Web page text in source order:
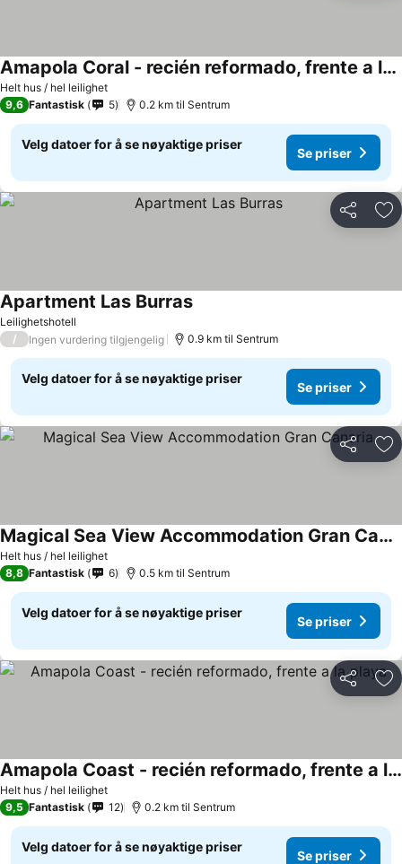
Helt hus / hel leilighet
Amapola Coral - recién reformado, frente a la playa
9,6 Fantastisk 5 0.2 km til Sentrum
Velg datoer for å se nøyaktige priser
Se priser
Del
Leilighetshotell
Apartment Las Burras
/ Ingen vurdering tilgjengelig 0.9 km til Sentrum
Velg datoer for å se nøyaktige priser
Se priser
Del
Helt hus / hel leilighet
Magical Sea View Accommodation Gran Canaria
8,8 Fantastisk 6 0.5 km til Sentrum
Velg datoer for å se nøyaktige priser
Se priser
Del
Helt hus / hel leilighet
Amapola Coast - recién reformado, frente a la playa
9,5 Fantastisk 12 0.2 km til Sentrum
Velg datoer for å se nøyaktige priser
Se priser